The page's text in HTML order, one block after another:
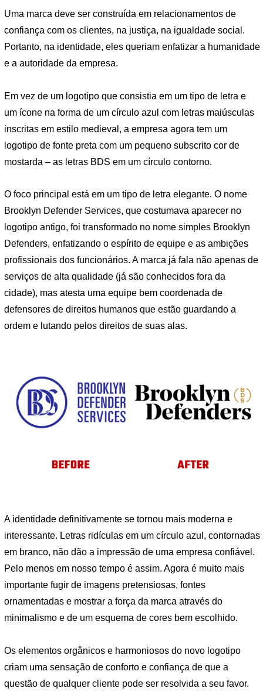
Uma marca deve ser construída em relacionamentos de
confiança com os clientes, na justiça, na igualdade social.
Portanto, na identidade, eles queriam enfatizar a humanidade
e a autoridade da empresa.
Em vez de um logotipo que consistia em um tipo de letra e
um ícone na forma de um círculo azul com letras maiúsculas
inscritas em estilo medieval, a empresa agora tem um
logotipo de fonte preta com um pequeno subscrito cor de
mostarda – as letras BDS em um círculo contorno.
O foco principal está em um tipo de letra elegante. O nome
Brooklyn Defender Services, que costumava aparecer no
logotipo antigo, foi transformado no nome simples Brooklyn
Defenders, enfatizando o espírito de equipe e as ambições
profissionais dos funcionários. A marca já fala não apenas de
serviços de alta qualidade (já são conhecidos fora da
cidade), mas atesta uma equipe bem coordenada de
defensores de direitos humanos que estão guardando a
ordem e lutando pelos direitos de suas alas.
A identidade definitivamente se tornou mais moderna e
interessante. Letras ridículas em um círculo azul, contornadas
em branco, não dão a impressão de uma empresa confiável.
Pelo menos em nosso tempo é assim. Agora é muito mais
importante fugir de imagens pretensiosas, fontes
ornamentadas e mostrar a força da marca através do
minimalismo e de um esquema de cores bem escolhido.
Os elementos orgânicos e harmoniosos do novo logotipo
criam uma sensação de conforto e confiança de que a
questão de qualquer cliente pode ser resolvida a seu favor.